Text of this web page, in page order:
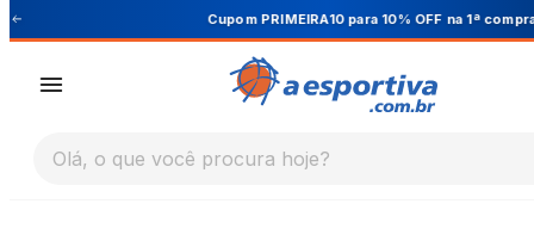
Cupom PRIMEIRA10 para 10% OFF na 1ª compra
Olá, o que você procura hoje?